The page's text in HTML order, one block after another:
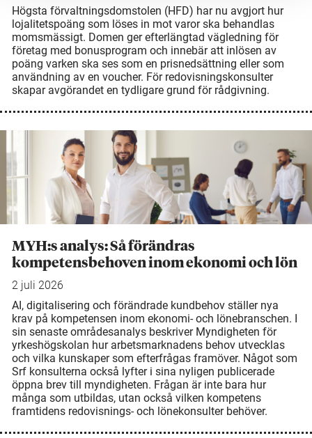
Högsta förvaltningsdomstolen (HFD) har nu avgjort hur
lojalitetspoäng som löses in mot varor ska behandlas
momsmässigt. Domen ger efterlängtad vägledning för
företag med bonusprogram och innebär att inlösen av
poäng varken ska ses som en prisnedsättning eller som
användning av en voucher. För redovisningskonsulter
skapar avgörandet en tydligare grund för rådgivning.
MYH:s analys: Så förändras
kompetensbehoven inom ekonomi och lön
2 juli 2026
AI, digitalisering och förändrade kundbehov ställer nya
krav på kompetensen inom ekonomi- och lönebranschen. I
sin senaste områdesanalys beskriver Myndigheten för
yrkeshögskolan hur arbetsmarknadens behov utvecklas
och vilka kunskaper som efterfrågas framöver. Något som
Srf konsulterna också lyfter i sina nyligen publicerade
öppna brev till myndigheten. Frågan är inte bara hur
många som utbildas, utan också vilken kompetens
framtidens redovisnings- och lönekonsulter behöver.